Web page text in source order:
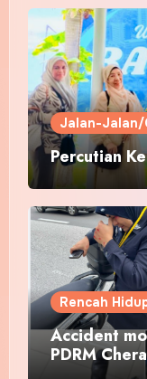
Jalan-
Percutian
Rencah
Accident
PDRM